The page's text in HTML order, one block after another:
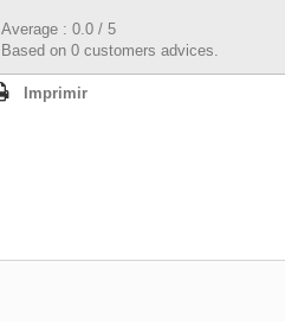
Average : 0.0 / 5
Based on 0 customers advices.
Imprimir